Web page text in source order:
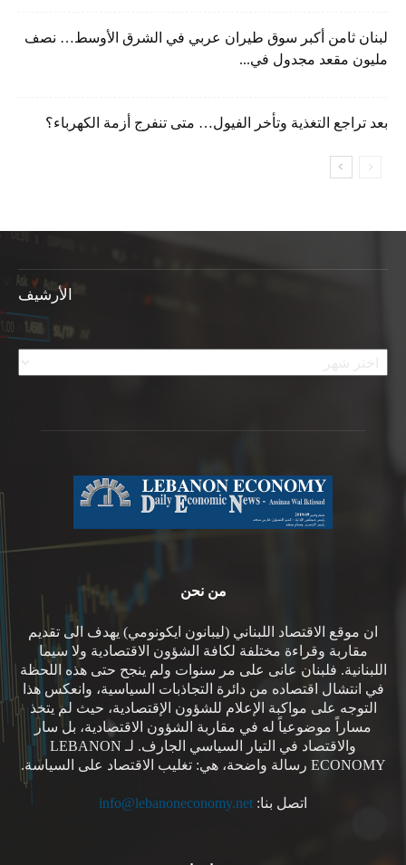
لبنان ثامن أكبر سوق طيران عربي في الشرق الأوسط… نصف
مليون مقعد مجدول في...
بعد تراجع التغذية وتأخر الفيول… متى تنفرج أزمة الكهرباء؟
الأرشيف
الأرشيف
من نحن
ان موقع الاقتصاد اللبناني (ليبانون ايكونومي) يهدف الى تقديم
مقاربة وقراءة مختلفة لكافة الشؤون الاقتصادية ولا سيما
اللبنانية. فلبنان عانى على مر سنوات ولم ينجح حتى هذه اللحظة
في انتشال اقتصاده من دائرة التجاذبات السياسية، وانعكس هذا
التوجه على مواكبة الإعلام للشؤون الإقتصادية، حيث لم يتخذ
مساراً موضوعياً له في مقاربة الشؤون الاقتصادية، بل سار
والاقتصاد في التيار السياسي الجارف. لـ LEBANON
ECONOMY رسالة واضحة، هي: تغليب الاقتصاد على السياسة.
اتصل بنا: info@lebanoneconomy.net